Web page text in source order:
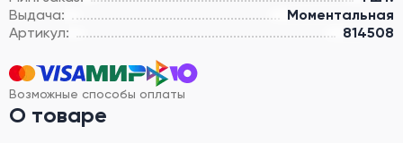
Выдача:
Моментальная
Артикул:
814508
Возможные способы оплаты
О товаре